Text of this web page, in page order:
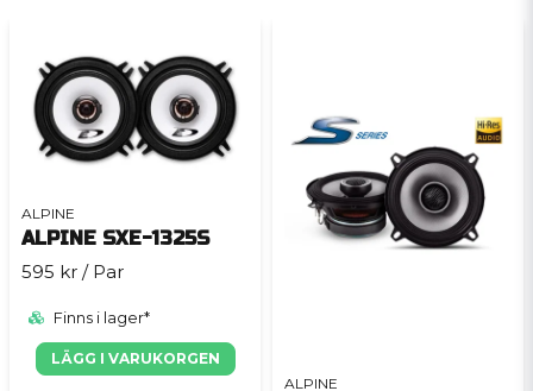
ALPINE
ALPINE SXE-1325S
595 kr / Par
Finns i lager*
LÄGG I VARUKORGEN
ALPINE